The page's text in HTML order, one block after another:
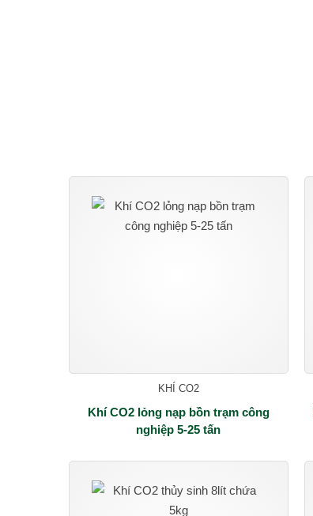
KHÍ CO2
Khí CO2 lỏng nạp bồn trạm công
nghiệp 5-25 tấn